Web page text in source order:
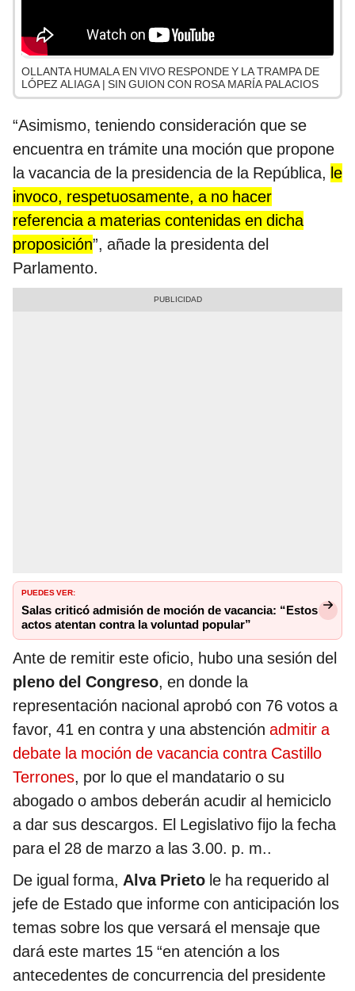
OLLANTA HUMALA EN VIVO RESPONDE Y LA TRAMPA DE
LÓPEZ ALIAGA | SIN GUION CON ROSA MARÍA PALACIOS
“Asimismo, teniendo consideración que se
encuentra en trámite una moción que propone
la vacancia de la presidencia de la República, le
invoco, respetuosamente, a no hacer
referencia a materias contenidas en dicha
proposición”, añade la presidenta del
Parlamento.
PUEDES VER:
Salas criticó admisión de moción de vacancia: “Estos
actos atentan contra la voluntad popular”
Ante de remitir este oficio, hubo una sesión del
pleno del Congreso, en donde la
representación nacional aprobó con 76 votos a
favor, 41 en contra y una abstención admitir a
debate la moción de vacancia contra Castillo
Terrones, por lo que el mandatario o su
abogado o ambos deberán acudir al hemiciclo
a dar sus descargos. El Legislativo fijo la fecha
para el 28 de marzo a las 3.00. p. m..
De igual forma, Alva Prieto le ha requerido al
jefe de Estado que informe con anticipación los
temas sobre los que versará el mensaje que
dará este martes 15 “en atención a los
antecedentes de concurrencia del presidente